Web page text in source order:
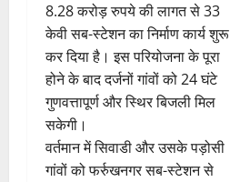
8.28 करोड़ रुपये की लागत से 33
केवी सब-स्टेशन का निर्माण कार्य शुरू
कर दिया है। इस परियोजना के पूरा
होने के बाद दर्जनों गांवों को 24 घंटे
गुणवत्तापूर्ण और स्थिर बिजली मिल
सकेगी।
वर्तमान में सिवाडी और उसके पड़ोसी
गांवों को फर्रुखनगर सब-स्टेशन से